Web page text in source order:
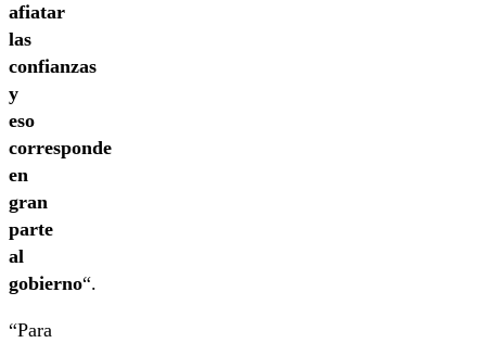
afiatar
las
confianzas
y
eso
corresponde
en
gran
parte
al
gobierno“.
“Para